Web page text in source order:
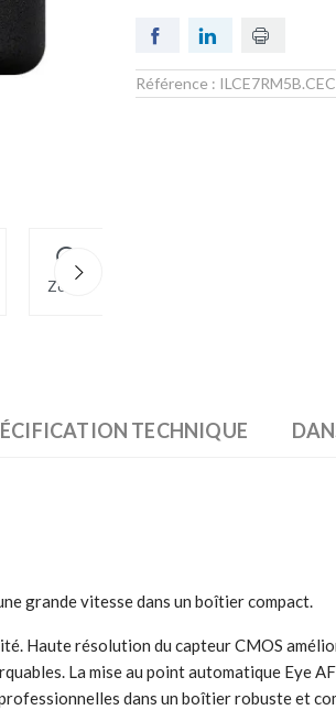
Zoom
Référence : ILCE7RM5B.CEC
TECHNIQUE
grande vitesse dans un boîtier compact.
Haute résolution du capteur CMOS
La mise au point automatique Eye
dans un boîtier robuste et